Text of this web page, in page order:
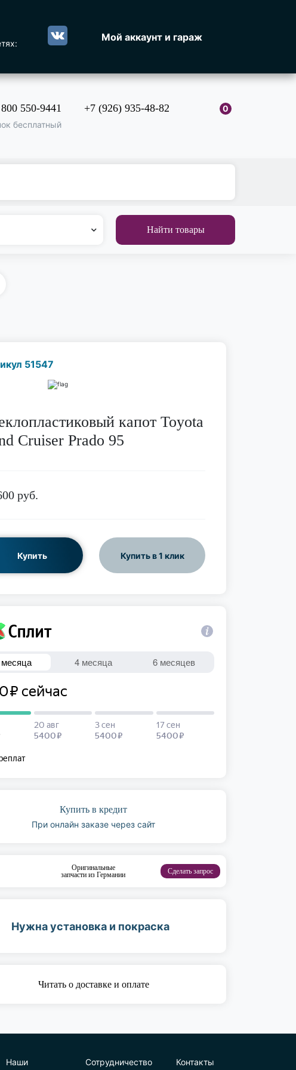
Мой аккаунт и гараж
550-9441
бесплатный
+7 (926) 935-48-82 0
Найти товары
51547
капот Toyota
Cruiser Prado 95
руб.
Купить Купить в 1 клик
Купить в кредит
При онлайн заказе через сайт
Оригинальные
запчасти из Германии
Сделать запрос
Нужна установка и покраска
Читать о доставке и оплате
Наши
Сотрудничество Контакты